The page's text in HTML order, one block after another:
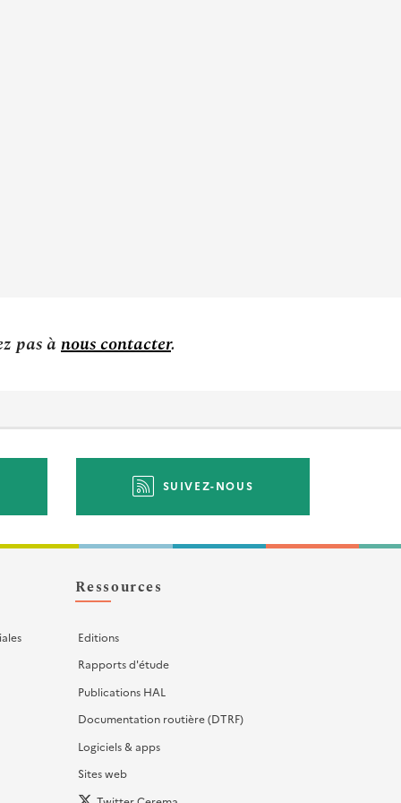
pas ànous contacter.
SUIVEZ-NOUS
Ressources
Editions
Rapports d'étude
Publications HAL
Documentation routière (DTRF)
Logiciels & apps
Sites web